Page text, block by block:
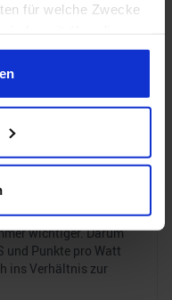
für welche Zwecke
auf das Privacy
Lage erfassen,
sein können
nach bestimmten
persönlichen Daten
Präferenzen im
wichtiger. Darum
und Punkte pro Watt
ins Verhältnis zur